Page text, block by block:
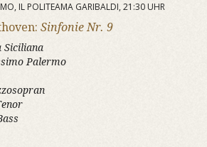
IL POLITEAMA GARIBALDI, 21:30 UHR
Sinfonie Nr. 9
Siciliana
Palermo